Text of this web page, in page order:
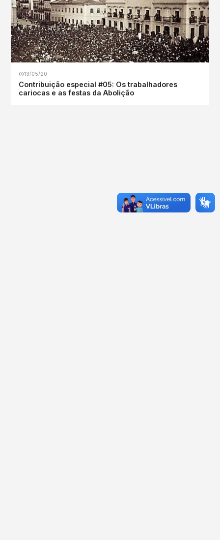
13/05/20
Contribuição especial #05: Os trabalhadores
cariocas e as festas da Abolição